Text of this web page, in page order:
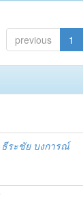
previous 1
ธีระชัย บงการณ์